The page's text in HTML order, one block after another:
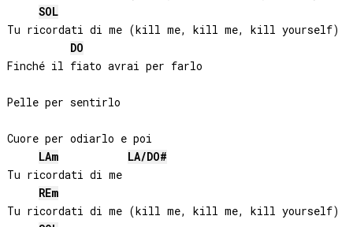
SOL
Tu ricordati di me (kill me, kill me, kill yourself)
DO
Finché il fiato avrai per farlo
Pelle per sentirlo
Cuore per odiarlo e poi
LAm LA/DO#
Tu ricordati di me
REm
Tu ricordati di me (kill me, kill me, kill yourself)